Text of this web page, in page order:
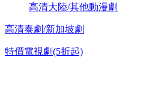
高清大陸/其他動漫劇
高清泰劇/新加坡劇
特價電視劇(5折起)